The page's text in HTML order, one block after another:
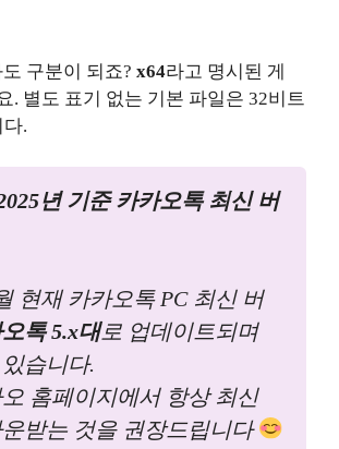
구분이 되죠? x64라고 명시된 게
. 별도 표기 없는 기본 파일은 32비트
.
년 기준 카카오톡 최신 버
현재 카카오톡 PC 최신 버
톡 5.x대로 업데이트되며
습니다.
홈페이지에서 항상 최신
받는 것을 권장드립니다